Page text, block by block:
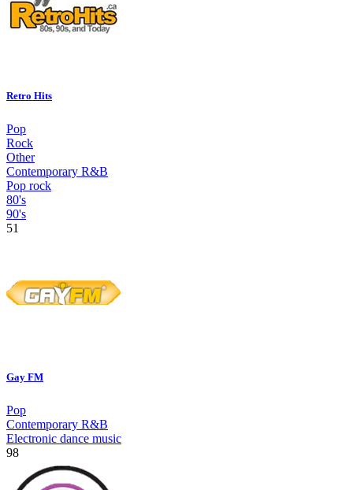
Retro Hits
Pop
Rock
Other
Contemporary R&B
Pop rock
80's
90's
51
Gay FM
Pop
Contemporary R&B
Electronic dance music
98